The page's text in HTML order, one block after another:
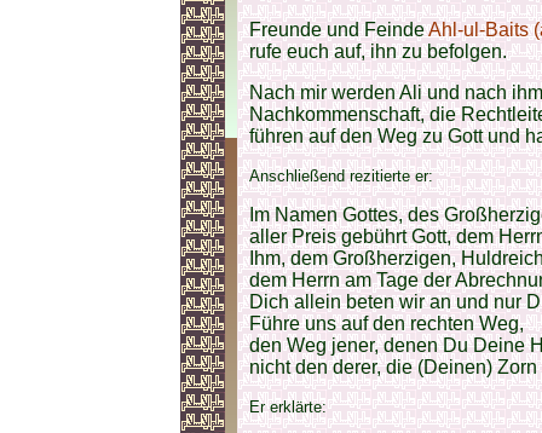
Freunde und FeindeAhl-ul-Baits
rufe euch auf, ihn zu befolgen.
Nach mir werden Ali und nach
Nachkommenschaft, die
führen auf den Weg zu Gott und
Anschließend rezitierte er:
Im Namen Gottes, des
aller Preis gebührt Gott, dem
Ihm, dem Großherzigen,
dem Herrn am Tage der
Dich allein beten wir an und nur
Führe uns auf den rechten Weg,
den Weg jener, denen Du Deine
nicht den derer, die (Deinen)
Er erklärte: